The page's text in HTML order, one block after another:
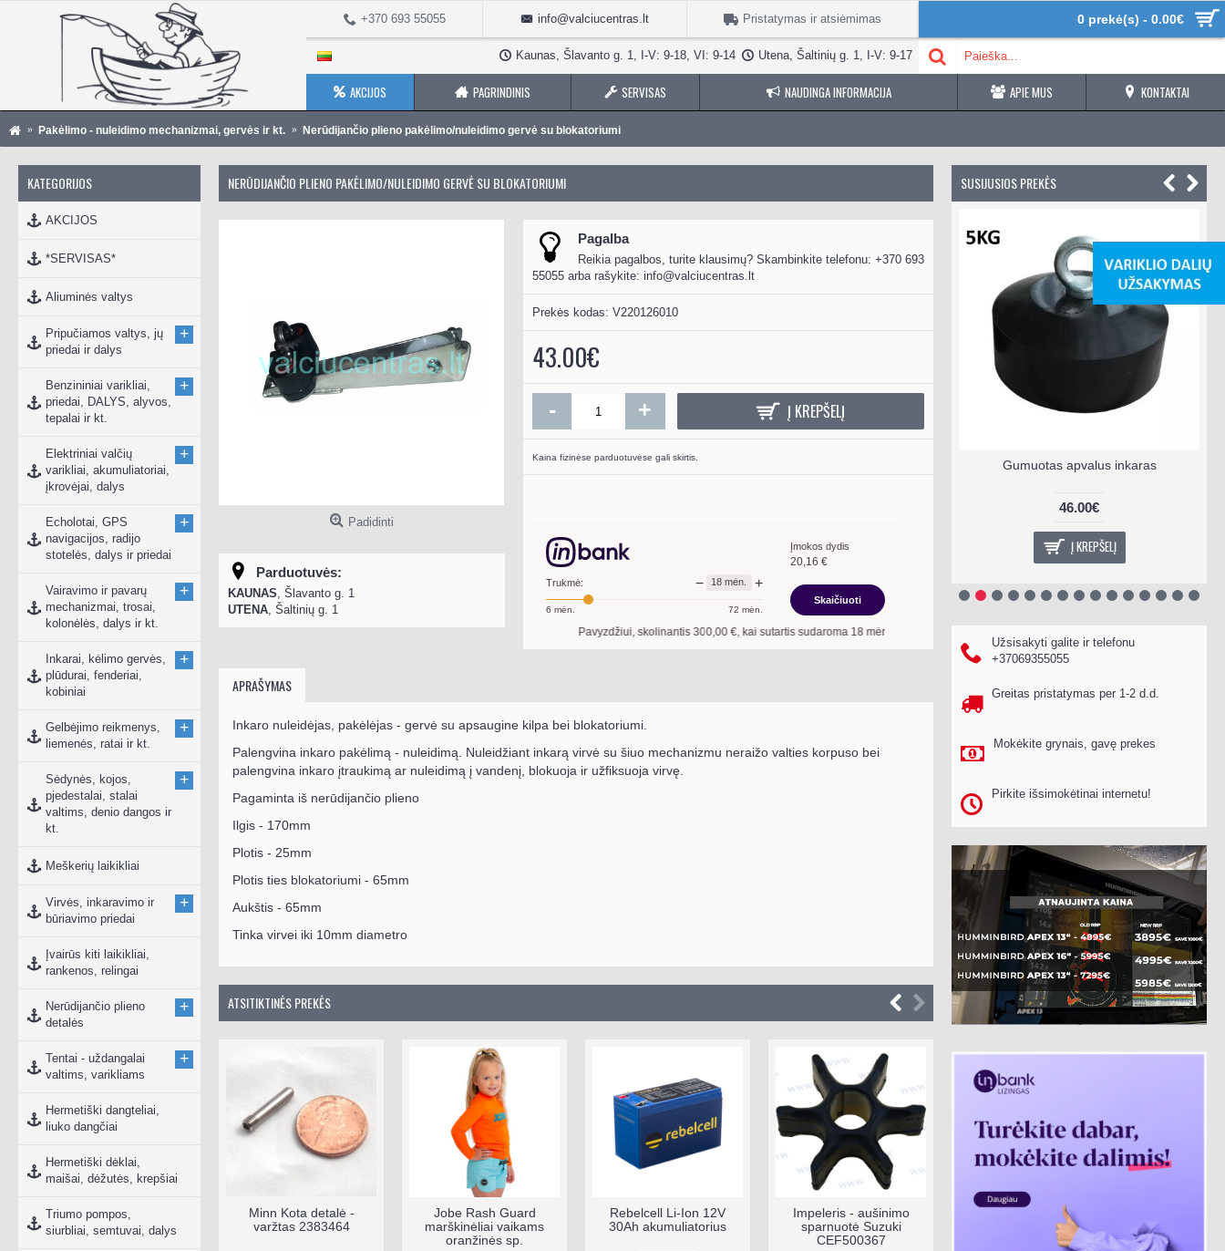
+370 693 55055 info@valciucentras.lt Pristatymas ir atsiėmimas 0 prekė(s) - 0.00€
Kaunas, Šlavanto g. 1, I-V: 9-18, VI: 9-14 Utena, Šaltinių g. 1, I-V: 9-17
AKCIJOS PAGRINDINIS SERVISAS NAUDINGA INFORMACIJA APIE MUS KONTAKTAI
Pakėlimo - nuleidimo mechanizmai, gervės ir kt. Nerūdijančio plieno pakėlimo/nuleidimo gervė su blokatoriumi
KATEGORIJOS
AKCIJOS
*SERVISAS*
Aliuminės valtys
Pripučiamos valtys, jų
priedai ir dalys
+
Benzininiai varikliai,
priedai, DALYS, alyvos,
tepalai ir kt.
+
Elektriniai valčių
varikliai, akumuliatoriai,
įkrovėjai, dalys
+
Echolotai, GPS
navigacijos, radijo
stotelės, dalys ir priedai
+
Vairavimo ir pavarų
mechanizmai, trosai,
kolonėlės, dalys ir kt.
+
Inkarai, kėlimo gervės,
plūdurai, fenderiai,
kobiniai
+
Gelbėjimo reikmenys,
liemenės, ratai ir kt.
+
Sėdynės, kojos,
pjedestalai, stalai
valtims, denio dangos ir
kt.
+
Meškerių laikikliai
Virvės, inkaravimo ir
būriavimo priedai
+
Įvairūs kiti laikikliai,
rankenos, relingai
Nerūdijančio plieno
detalės
+
Tentai - uždangalai
valtims, varikliams
+
Hermetiški dangteliai,
liuko dangčiai
Hermetiški dėklai,
maišai, dėžutės, krepšiai
Triumo pompos,
siurbliai, semtuvai, dalys
SUSIJUSIOS PREKĖS
Polipropileno virvė NEMO - Yugo 6, 8,
Į KREPŠELĮ
Gumuotas apvalus inkaras
46.00€
Į KREPŠELĮ
Užsisakyti galite ir telefonu
+37069355055
Greitas pristatymas per 1-2 d.d.
Mokėkite grynais, gavę prekes
Pirkite išsimokėtinai internetu!
NERŪDIJANČIO PLIENO PAKĖLIMO/NULEIDIMO GERVĖ SU BLOKATORIUMI
Padidinti
Parduotuvės:
KAUNAS, Šlavanto g. 1
UTENA, Šaltinių g. 1
Pagalba
Reikia pagalbos, turite klausimų? Skambinkite telefonu: +370 693
55055 arba rašykite: info@valciucentras.lt
Prekės kodas: V220126010
43.00€
- + Į KREPŠELĮ
Kaina fizinėse parduotuvėse gali skirtis.
Trukmė: − 18 mėn. +
6 mėn. 72 mėn.
Įmokos dydis
20,16 €
Skaičiuoti
Pavyzdžiui, skolinantis300,00€, kai sutartis sudaroma18mėn. terminui, metinė palūkanų norma –
APRAŠYMAS
Inkaro nuleidėjas, pakėlėjas - gervė su apsaugine kilpa bei blokatoriumi.
Palengvina inkaro pakėlimą - nuleidimą. Nuleidžiant inkarą virvė su šiuo mechanizmu neraižo valties korpuso bei
palengvina inkaro įtraukimą ar nuleidimą į vandenį, blokuoja ir užfiksuoja virvę.
Pagaminta iš nerūdijančio plieno
Ilgis - 170mm
Plotis - 25mm
Plotis ties blokatoriumi - 65mm
Aukštis - 65mm
Tinka virvei iki 10mm diametro
ATSITIKTINĖS PREKĖS
Maitinimo laidas
Lowrance PC-30-
Minn Kota detalė -
varžtas 2383464
Jobe Rash Guard
marškinėliai vaikams
oranžinės sp.
Rebelcell Li-Ion 12V
30Ah akumuliatorius
Impeleris - aušinimo
sparnuotė Suzuki
CEF500367